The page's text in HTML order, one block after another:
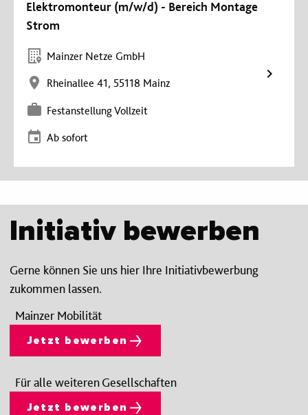
Elektromonteur (m/w/d) - Bereich Montage
Strom
Mainzer Netze GmbH
Rheinallee 41, 55118 Mainz
Festanstellung Vollzeit
Ab sofort
Initiativ bewerben
Gerne können Sie uns hier Ihre Initiativbewerbung
zukommen lassen.
Mainzer Mobilität
Jetzt bewerben
Für alle weiteren Gesellschaften
Jetzt bewerben